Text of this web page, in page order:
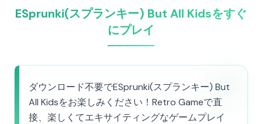
ESprunki(スプランキー) But All Kidsをすぐ
にプレイ
ダウンロード不要でESprunki(スプランキー) But
All Kidsをお楽しみください！Retro Gameで直
接、楽しくてエキサイティングなゲームプレイ